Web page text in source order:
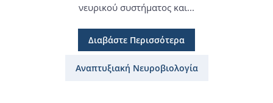
νευρικού συστήματος και...
Διαβάστε Περισσότερα
Αναπτυξιακή Νευροβιολογία